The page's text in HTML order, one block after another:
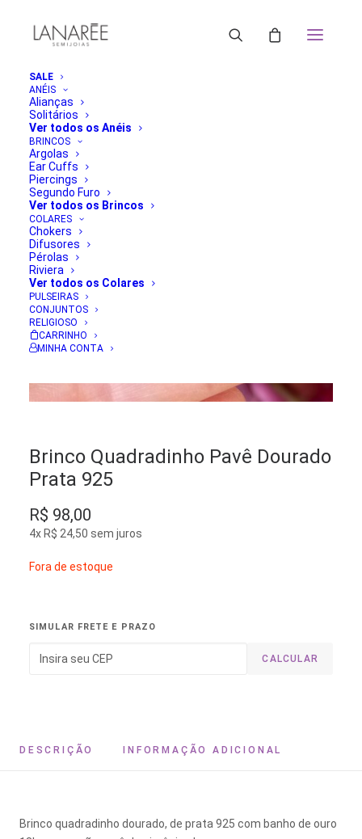
SALE
ANÉIS
Alianças
Solitários
Ver todos os Anéis
BRINCOS
Argolas
Ear Cuffs
Piercings
Segundo Furo
Ver todos os Brincos
COLARES
Chokers
Difusores
Pérolas
Riviera
Ver todos os Colares
PULSEIRAS
CONJUNTOS
RELIGIOSO
CARRINHO
MINHA CONTA
Brinco Quadradinho Pavê Dourado
Prata 925
R$ 98,00
4x R$ 24,50 sem juros
Fora de estoque
SIMULAR FRETE E PRAZO
CALCULAR
DESCRIÇÃO INFORMAÇÃO ADICIONAL
Brinco quadradinho dourado, de prata 925 com banho de ouro